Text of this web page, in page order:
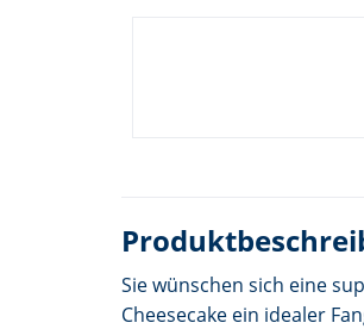
Sie wünschen sich eine
Cheesecake ein idealer